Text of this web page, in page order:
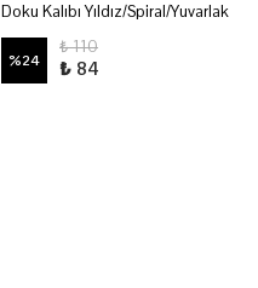
Doku Kalıbı Yıldız/Spiral/Yuvarlak
%24
₺ 110
₺ 84